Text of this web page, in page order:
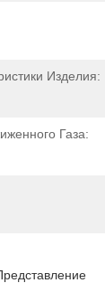
Изделия:
Газа: